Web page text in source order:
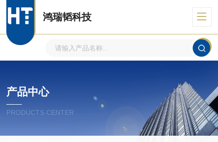
鸿瑞韬科技
产品中心
PRODUCTS CENTER